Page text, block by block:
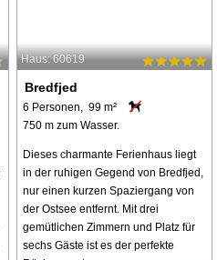
Haus: 60619
Bredfjed
6 Personen, 99 m²
750 m zum Wasser.
Dieses charmante Ferienhaus liegt
in der ruhigen Gegend von Bredfjed,
nur einen kurzen Spaziergang von
der Ostsee entfernt. Mit drei
gemütlichen Zimmern und Platz für
sechs Gäste ist es der perfekte